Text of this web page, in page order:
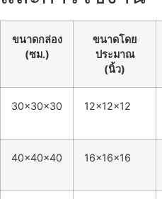
ขนาดกล่อง
(ซม.)
ขนาดโดย
ประมาณ
(นิ้ว)
30x30x30 12x12x12
40x40x40 16x16x16